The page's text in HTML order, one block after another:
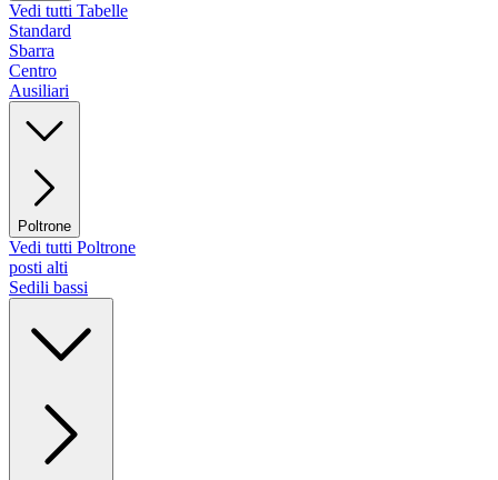
Vedi tutti Tabelle
Standard
Sbarra
Centro
Ausiliari
Poltrone
Vedi tutti Poltrone
posti alti
Sedili bassi